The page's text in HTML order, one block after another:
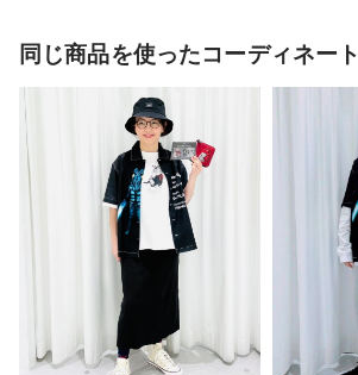
同じ商品を使ったコーディネート